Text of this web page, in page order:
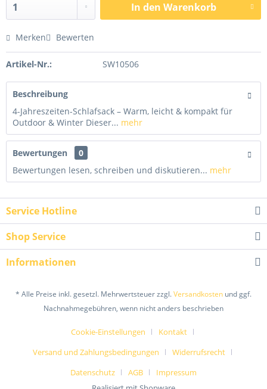
In den Warenkorb
Merken Bewerten
Artikel-Nr.: SW10506
Beschreibung
4-Jahreszeiten-Schlafsack – Warm, leicht & kompakt für
Outdoor & Winter Dieser... mehr
Bewertungen
0
Bewertungen lesen, schreiben und diskutieren... mehr
Service Hotline
Shop Service
Informationen
* Alle Preise inkl. gesetzl. Mehrwertsteuer zzgl.Versandkosten und ggf.
Nachnahmegebühren, wenn nicht anders beschrieben
Cookie-Einstellungen
Kontakt
Versand und Zahlungsbedingungen
Widerrufsrecht
Datenschutz
AGB
Impressum